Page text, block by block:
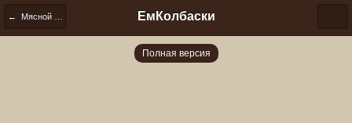
← Мясной хлеб ЕмКолбаски
Полная версия